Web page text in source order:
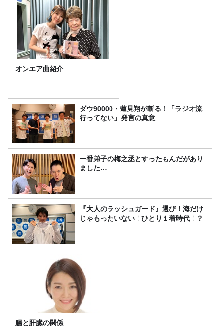
オンエア曲紹介
ダウ90000・蓮見翔が斬る！「ラジオ流
行ってない」発言の真意
一番弟子の梅之丞とすったもんだがあり
ました…
『大人のラッシュガード』選び！海だけ
じゃもったいない！ひとり１着時代！？
腸と肝臓の関係